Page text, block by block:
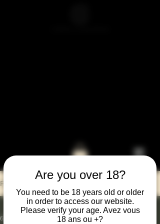
Are you over 18?
You need to be 18 years old or older
in order to access our website.
Please verify your age. Avez vous
18 ans ou +?
Post
All Posts
6 sept. 2025 1 min de lecture